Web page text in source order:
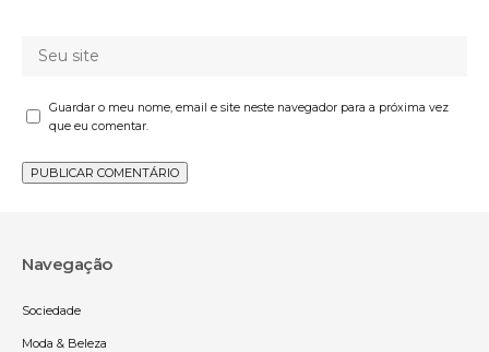
Guardar o meu nome, email e site neste navegador para a próxima vez
que eu comentar.
Navegação
Sociedade
Moda & Beleza